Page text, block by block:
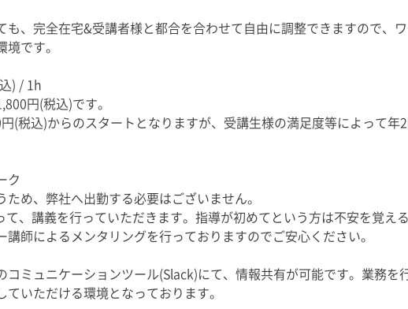
も、完全在宅&受講者様と都合を合わせて自由に調整できますので、
境です。
) / 1h
円(税込)です。
(税込)からのスタートとなりますが、受講生様の満足度等によって年
ク
め、弊社へ出勤する必要はございません。
て、講義を行っていただきます。指導が初めてという方は不安を覚え
講師によるメンタリングを行っておりますのでご安心ください。
コミュニケーションツール(Slack)にて、情報共有が可能です。業務を
ていただける環境となっております。